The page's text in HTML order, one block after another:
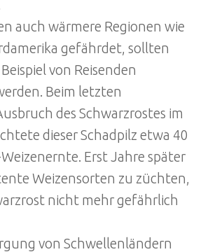
auch wärmere Regionen wie
gefährdet, sollten
von Reisenden
Beim letzten
des Schwarzrostes im
dieser Schadpilz etwa 40
Erst Jahre später
Weizensorten zu züchten,
nicht mehr gefährlich
von Schwellenländern